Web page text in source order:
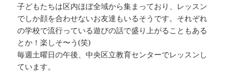
子どもたちは区内ほぼ全域から集まっており、レッスン
でしか顔を合わせないお友達もいるそうです。それぞれ
の学校で流行っている遊びの話で盛り上がることもある
とか！楽しそ〜う(笑)
毎週土曜日の午後、中央区立教育センターでレッスンし
ています。